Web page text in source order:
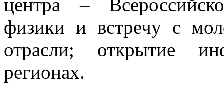
центра –
физики и встречу с
отрасли; открытие
регионах.